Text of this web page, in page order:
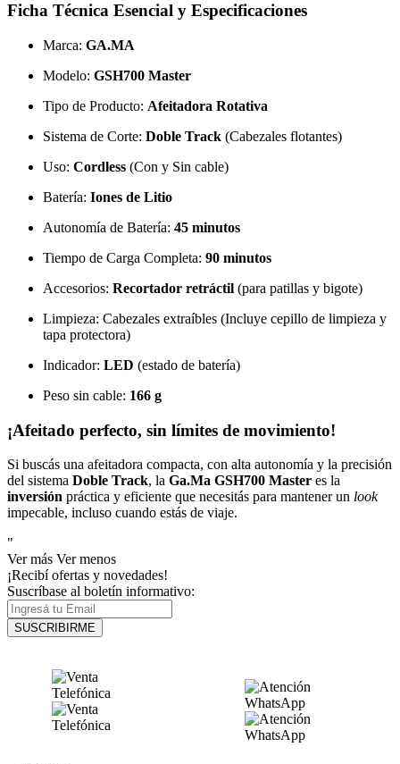
Ficha Técnica Esencial y Especificaciones
Marca: GA.MA
Modelo: GSH700 Master
Tipo de Producto: Afeitadora Rotativa
Sistema de Corte: Doble Track (Cabezales flotantes)
Uso: Cordless (Con y Sin cable)
Batería: Iones de Litio
Autonomía de Batería: 45 minutos
Tiempo de Carga Completa: 90 minutos
Accesorios: Recortador retráctil (para patillas y bigote)
Limpieza: Cabezales extraíbles (Incluye cepillo de limpieza y
tapa protectora)
Indicador: LED (estado de batería)
Peso sin cable: 166 g
¡Afeitado perfecto, sin límites de movimiento!
Si buscás una afeitadora compacta, con alta autonomía y la precisión
del sistema Doble Track, la Ga.Ma GSH700 Master es la
inversión práctica y eficiente que necesitás para mantener un look
impecable, incluso cuando estás de viaje.
"
Ver más Ver menos
¡Recibí ofertas y novedades!
Suscríbase al boletín informativo:
SUSCRIBIRME